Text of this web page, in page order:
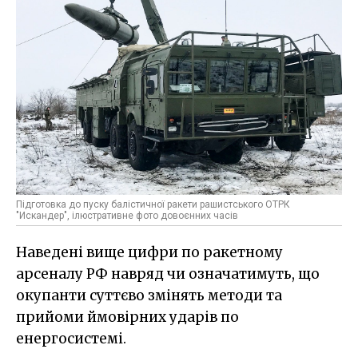
Підготовка до пуску балістичної ракети рашистського ОТРК
"Искандер", ілюстративне фото довоєнних часів
Наведені вище цифри по ракетному
арсеналу РФ навряд чи означатимуть, що
окупанти суттєво змінять методи та
прийоми ймовірних ударів по
енергосистемі.